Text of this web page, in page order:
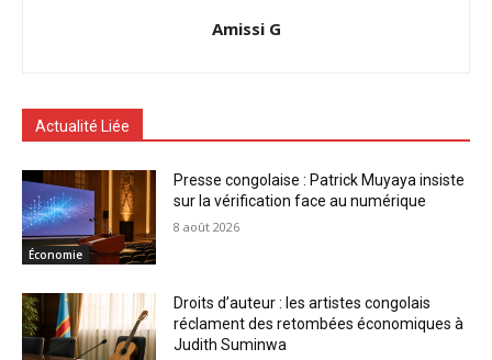
Amissi G
Actualité Liée
Économie
Presse congolaise : Patrick Muyaya insiste
sur la vérification face au numérique
8 août 2026
Droits d’auteur : les artistes congolais
réclament des retombées économiques à
Judith Suminwa